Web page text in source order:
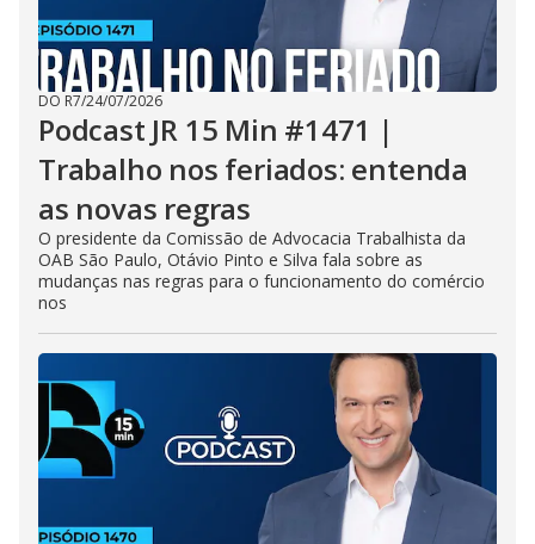
DO R7/24/07/2026
Podcast JR 15 Min #1471 |
Trabalho nos feriados: entenda
as novas regras
O presidente da Comissão de Advocacia Trabalhista da
OAB São Paulo, Otávio Pinto e Silva fala sobre as
mudanças nas regras para o funcionamento do comércio
nos